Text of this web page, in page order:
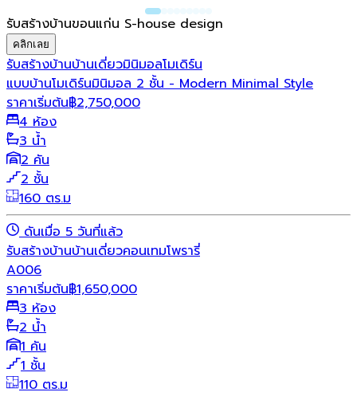
รับสร้างบ้านขอนแก่น S-house design
คลิกเลย
รับสร้างบ้านบ้านเดี่ยวมินิมอลโมเดิร์น
แบบบ้านโมเดิร์นมินิมอล 2 ชั้น - Modern Minimal Style
ราคาเริ่มต้น฿2,750,000
4 ห้อง
3 น้ำ
2 คัน
2 ชั้น
160 ตร.ม
ดันเมื่อ 5 วันที่แล้ว
รับสร้างบ้านบ้านเดี่ยวคอนเทมโพรารี่
A006
ราคาเริ่มต้น฿1,650,000
3 ห้อง
2 น้ำ
1 คัน
1 ชั้น
110 ตร.ม